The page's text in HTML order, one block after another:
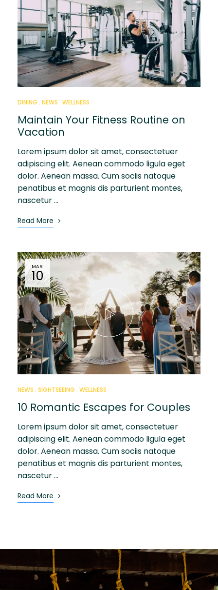
DINING NEWS WELLNESS
Maintain Your Fitness Routine on
Vacation
Lorem ipsum dolor sit amet, consectetuer
adipiscing elit. Aenean commodo ligula eget
dolor. Aenean massa. Cum sociis natoque
penatibus et magnis dis parturient montes,
nascetur …
Read More
MAR
10
NEWS SIGHTSEEING WELLNESS
10 Romantic Escapes for Couples
Lorem ipsum dolor sit amet, consectetuer
adipiscing elit. Aenean commodo ligula eget
dolor. Aenean massa. Cum sociis natoque
penatibus et magnis dis parturient montes,
nascetur …
Read More